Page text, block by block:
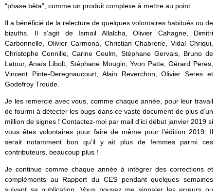
“phase bêta”, comme un produit complexe à mettre au point.
Il a bénéficié de la relecture de quelques volontaires habitués ou de
bizuths. Il s’agit de Ismail Allalcha, Olivier Cahagne, Dimitri
Carbonnelle, Olivier Carmona, Christian Chabrerie, Vidal Chriqui,
Christophe Connille, Carine Coulm, Stéphane Gervais, Bruno de
Latour, Anaïs Libolt, Stéphane Mougin, Yvon Patte, Gérard Peres,
Vincent Pinte-Deregnaucourt, Alain Reverchon, Olivier Seres et
Godefroy Troude.
Je les remercie avec vous, comme chaque année, pour leur travail
de fourmi à détecter les bugs dans ce vaste document de plus d’un
million de signes ! Contactez-moi par mail d’ici début janvier 2019 si
vous êtes volontaires pour faire de même pour l’édition 2019. Il
serait notamment bon qu’il y ait plus de femmes parmi ces
contributeurs, beaucoup plus !
Je continue comme chaque année à intégrer des corrections et
compléments au Rapport du CES pendant quelques semaines